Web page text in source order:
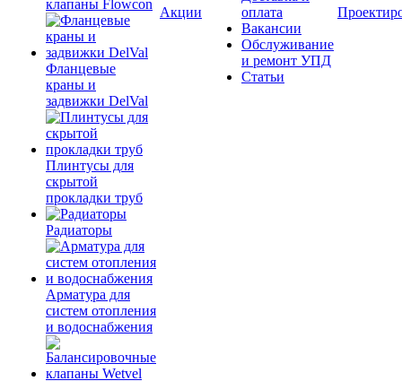
клапаны Flowcon
Фланцевые
краны и
задвижки DelVal
Плинтусы для
скрытой
прокладки труб
Радиаторы
Арматура для
систем отопления
и водоснабжения
Акции
оплата
Вакансии
Обслуживание
и ремонт УПД
Статьи